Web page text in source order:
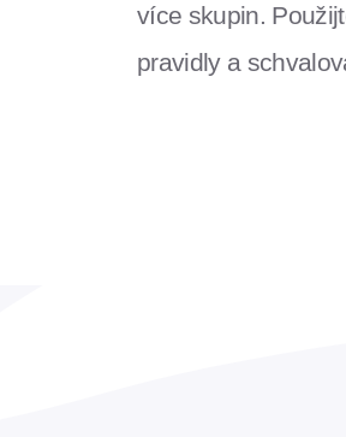
více skupin.
pravidly a